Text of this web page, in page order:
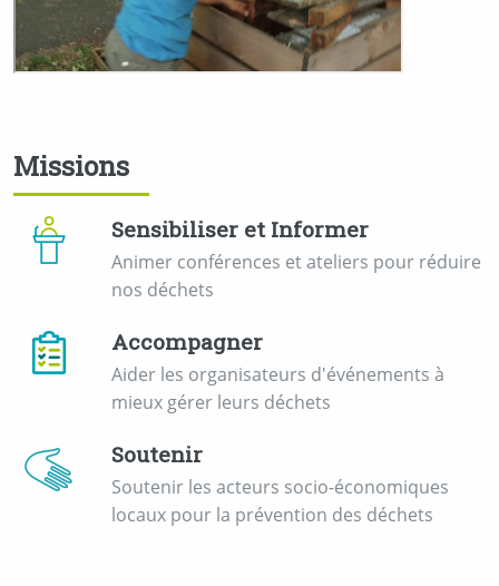
Missions
Sensibiliser et Informer
Animer conférences et ateliers pour réduire
nos déchets
Accompagner
Aider les organisateurs d'événements à
mieux gérer leurs déchets
Soutenir
Soutenir les acteurs socio-économiques
locaux pour la prévention des déchets